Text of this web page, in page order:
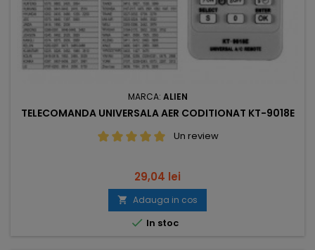
MARCA: ALIEN
TELECOMANDA UNIVERSALA AER CODITIONAT KT-9018E
Un review
Pret
29,04 lei
 Adauga in cos
 In stoc